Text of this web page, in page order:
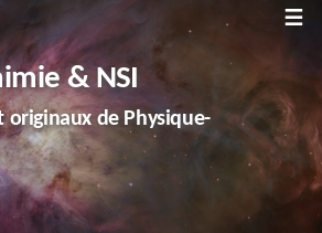
≡
Chimie
Chimie
& NSI
originaux de Physique-